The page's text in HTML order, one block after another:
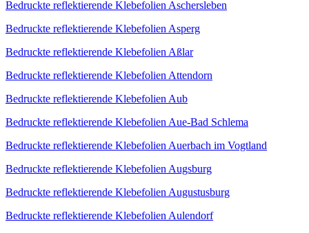
Bedruckte reflektierende Klebefolien Aschersleben
Bedruckte reflektierende Klebefolien Asperg
Bedruckte reflektierende Klebefolien Aßlar
Bedruckte reflektierende Klebefolien Attendorn
Bedruckte reflektierende Klebefolien Aub
Bedruckte reflektierende Klebefolien Aue-Bad Schlema
Bedruckte reflektierende Klebefolien Auerbach im Vogtland
Bedruckte reflektierende Klebefolien Augsburg
Bedruckte reflektierende Klebefolien Augustusburg
Bedruckte reflektierende Klebefolien Aulendorf